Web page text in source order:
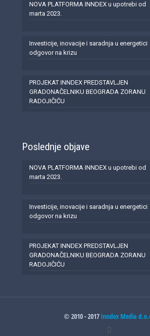
NOVA PLATFORMA INNDEX u upotrebi od
marta 2023.
Investicije, inovacije i saradnja u energetici
odgovor na krizu
PROJEKAT INNDEX PREDSTAVLJEN
GRADONAČELNIKU BEOGRADA ZORANU
RADOJIČIĆU
Poslednje objave
NOVA PLATFORMA INNDEX u upotrebi od
marta 2023.
Investicije, inovacije i saradnja u energetici
odgovor na krizu
PROJEKAT INNDEX PREDSTAVLJEN
GRADONAČELNIKU BEOGRADA ZORANU
RADOJIČIĆU
© 2010 - 2017 Inndex Media